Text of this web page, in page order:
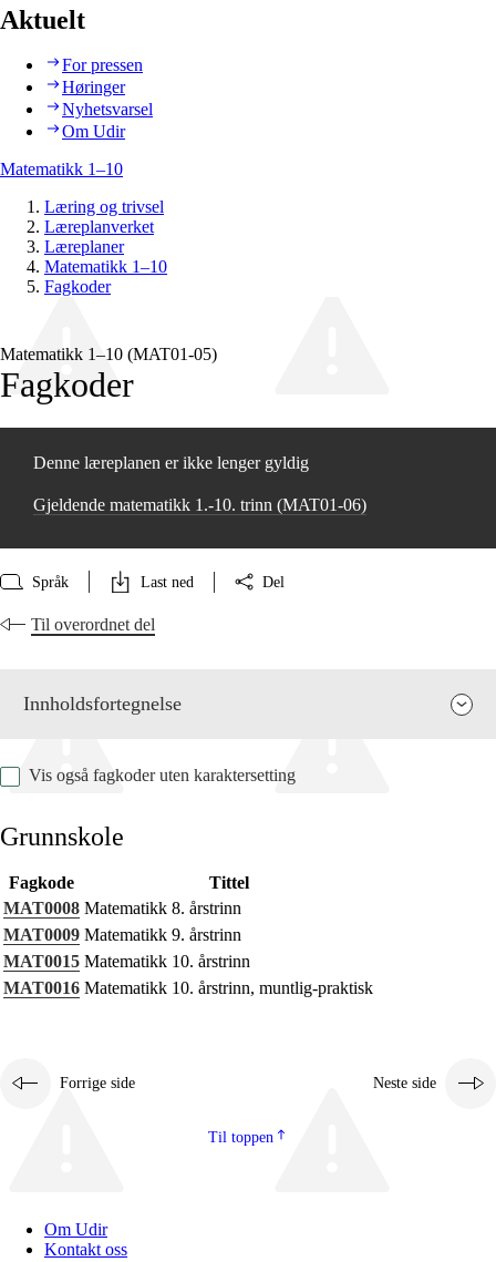
Aktuelt
For pressen
Høringer
Nyhetsvarsel
Om Udir
Matematikk 1–10
Læring og trivsel
Læreplanverket
Læreplaner
Matematikk 1–10
Fagkoder
Matematikk 1–10 (MAT01‑05)
Fagkoder
Denne læreplanen er ikke lenger gyldig
Gjeldende matematikk 1.-10. trinn (MAT01‑06)
Språk Last ned Del
Til overordnet del
Innholdsfortegnelse
Fagets relevans og sentrale verdier
Kjerneelementer
Tverrfaglige temaer
Vis også fagkoder uten karaktersetting
Grunnskole
Fagkode
Tittel
MAT0008 Matematikk 8. årstrinn
MAT0009 Matematikk 9. årstrinn
MAT0015 Matematikk 10. årstrinn
MAT0016 Matematikk 10. årstrinn, muntlig-praktisk
Forrige side Neste side
Til toppen
Om Udir
Kontakt oss